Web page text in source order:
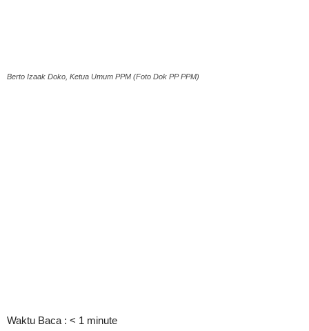
Berto Izaak Doko, Ketua Umum PPM (Foto Dok PP PPM)
Waktu Baca : < 1 minute